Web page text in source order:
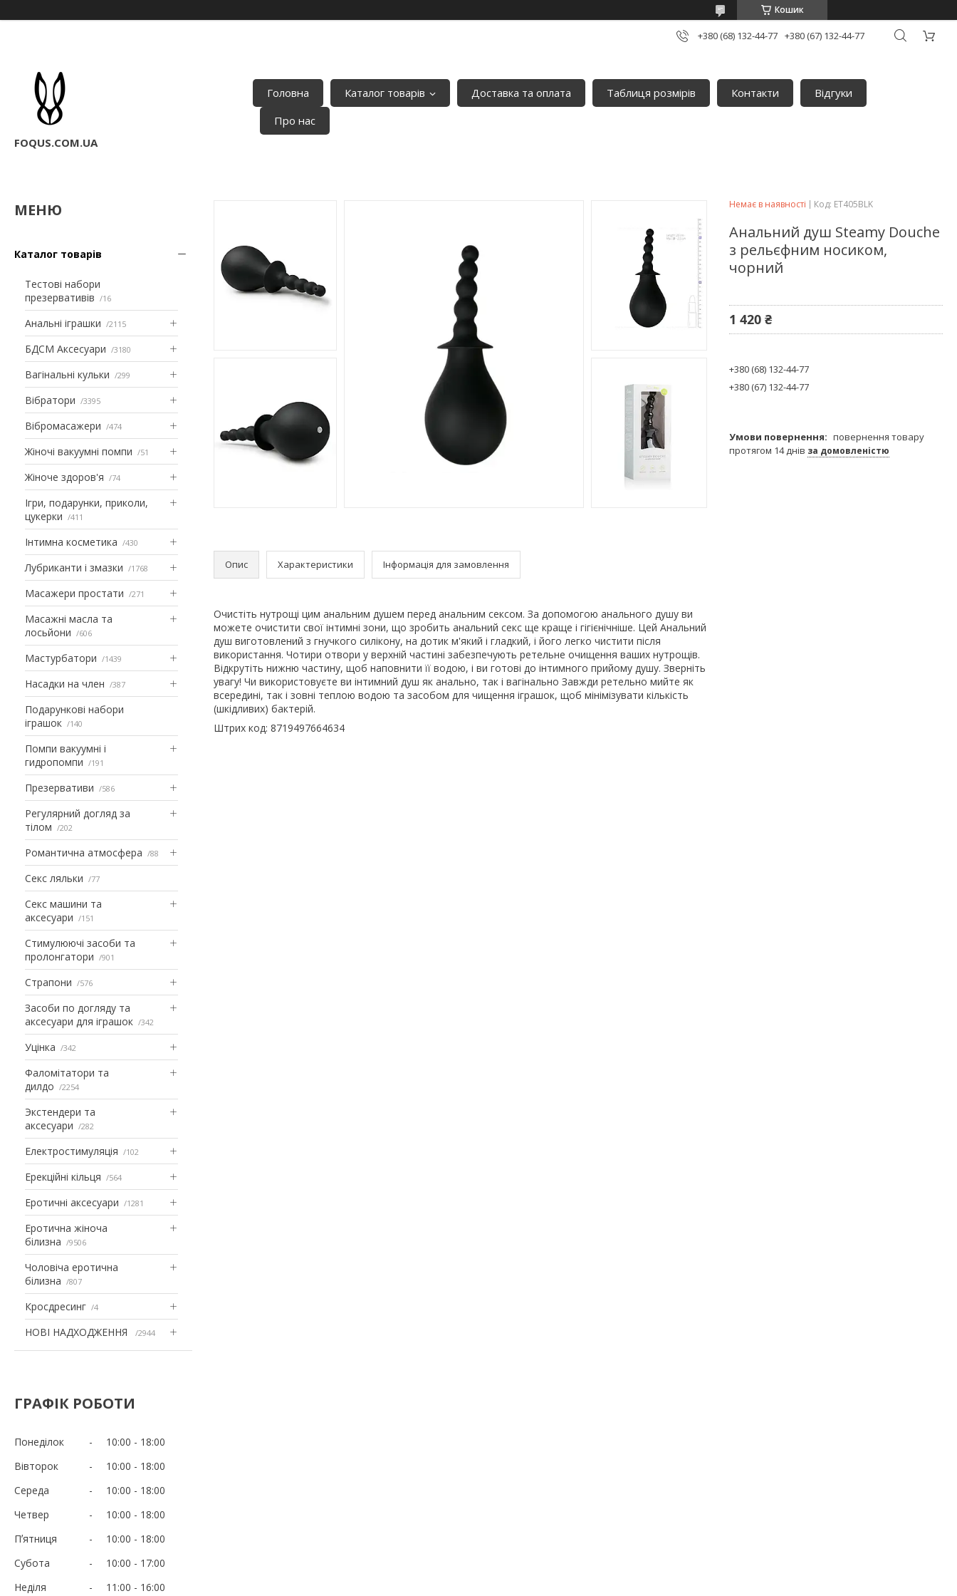
Кошик
+380 (68) 132-44-77 +380 (67) 132-44-77
FOQUS.COM.UA
Головна Каталог товарів Доставка та оплата Таблиця розмірів Контакти
Відгуки
Про нас
Каталог товарів
Тестові набори
презервативів
16
Анальні іграшки 2115
БДСМ Аксесуари 3180
Вагінальні кульки 299
Вібратори 3395
Вібромасажери 474
Жіночі вакуумні помпи 51
Жіноче здоров'я 74
Ігри, подарунки, приколи,
цукерки
411
Інтимна косметика 430
Лубриканти і змазки 1768
Масажери простати 271
Масажні масла та
лосьйони
606
Мастурбатори 1439
Насадки на член 387
Подарункові набори
іграшок
140
Помпи вакуумні і
гидропомпи
191
Презервативи 586
Регулярний догляд за
тілом
202
Романтична атмосфера 88
Секс ляльки 77
Секс машини та
аксесуари
151
Стимулюючі засоби та
пролонгатори
901
Страпони 576
Засоби по догляду та
аксесуари для іграшок
342
Уцінка 342
Фаломітатори та
дилдо
2254
Экстендери та
аксесуари
282
Електростимуляція 102
Ерекційні кільця 564
Еротичні аксесуари 1281
Еротична жіноча
білизна
9506
Чоловіча еротична
білизна
807
Кросдресинг 4
НОВІ НАДХОДЖЕННЯ 2944
ГРАФІК РОБОТИ
Понеділок 10:00
18:00
Вівторок
10:00
18:00
Середа
10:00
18:00
Четвер
10:00
18:00
Пʼятниця
10:00
18:00
Субота
10:00
17:00
Неділя
11:00 16:00
Опис Характеристики Інформація для замовлення
Очистіть нутрощі цим анальним душем перед анальним сексом. За допомогою анального душу ви
можете очистити свої інтимні зони, що зробить анальний секс ще краще і гігієнічніше. Цей Анальний
душ виготовлений з гнучкого силікону, на дотик м'який і гладкий, і його легко чистити після
використання. Чотири отвори у верхній частині забезпечують ретельне очищення ваших нутрощів.
Відкрутіть нижню частину, щоб наповнити її водою, і ви готові до інтимного прийому душу. Зверніть
увагу! Чи використовуєте ви інтимний душ як анально, так і вагінально Завжди ретельно мийте як
всередині, так і зовні теплою водою та засобом для чищення іграшок, щоб мінімізувати кількість
(шкідливих) бактерій.
Штрих код: 8719497664634
Немає в наявності Код: ET405BLK
Анальний душ Steamy Douche
з рельєфним носиком,
чорний
1 420 ₴
+380 (68) 132-44-77
+380 (67) 132-44-77
повернення товару
протягом 14 днів за домовленістю